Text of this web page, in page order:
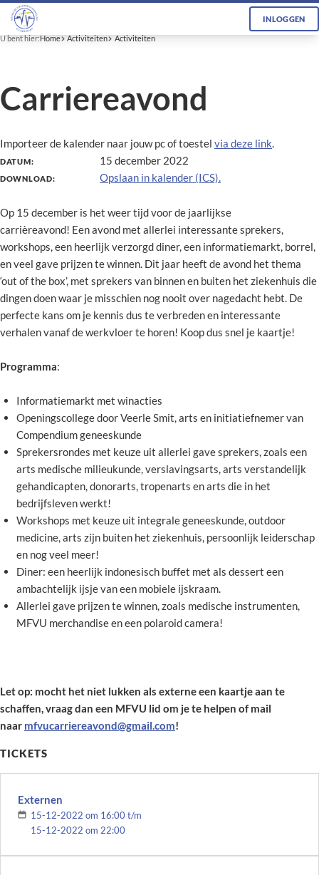
INLOGGEN
U bent hier:Home Activiteiten Activiteiten
Carriereavond
Importeer de kalender naar jouw pc of toestel via deze link.
DATUM: 15 december 2022
DOWNLOAD: Opslaan in kalender (ICS).
Op 15 december is het weer tijd voor de jaarlijkse
carrièreavond! Een avond met allerlei interessante sprekers,
workshops, een heerlijk verzorgd diner, een informatiemarkt, borrel,
en veel gave prijzen te winnen. Dit jaar heeft de avond het thema
‘out of the box’, met sprekers van binnen en buiten het ziekenhuis die
dingen doen waar je misschien nog nooit over nagedacht hebt. De
perfecte kans om je kennis dus te verbreden en interessante
verhalen vanaf de werkvloer te horen! Koop dus snel je kaartje!
Programma:
Informatiemarkt met winacties
Openingscollege door Veerle Smit, arts en initiatiefnemer van
Compendium geneeskunde
Sprekersrondes met keuze uit allerlei gave sprekers, zoals een
arts medische milieukunde, verslavingsarts, arts verstandelijk
gehandicapten, donorarts, tropenarts en arts die in het
bedrijfsleven werkt!
Workshops met keuze uit integrale geneeskunde, outdoor
medicine, arts zijn buiten het ziekenhuis, persoonlijk leiderschap
en nog veel meer!
Diner: een heerlijk indonesisch buffet met als dessert een
ambachtelijk ijsje van een mobiele ijskraam.
Allerlei gave prijzen te winnen, zoals medische instrumenten,
MFVU merchandise en een polaroid camera!
Let op: mocht het niet lukken als externe een kaartje aan te
schaffen, vraag dan een MFVU lid om je te helpen of mail
naar mfvucarriereavond@gmail.com!
TICKETS
Externen
15-12-2022 om 16:00 t/m
15-12-2022 om 22:00